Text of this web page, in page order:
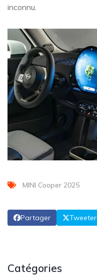
inconnu.
MINI Cooper 2025
Partager Tweeter
Catégories